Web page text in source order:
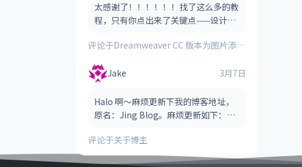
太感谢了！！！！！！找了这么多的教
程，只有你点出来了关键点——设计视
评论于Dreamweaver CC 版本为图片添加图像热点（图像地图）的方法
Jake 3月7日
Halo 啊～麻烦更新下我的博客地址，
原名：Jing Blog。麻烦更新如下：
留，看哪个风格适合） 网址：htt
评论于关于博主